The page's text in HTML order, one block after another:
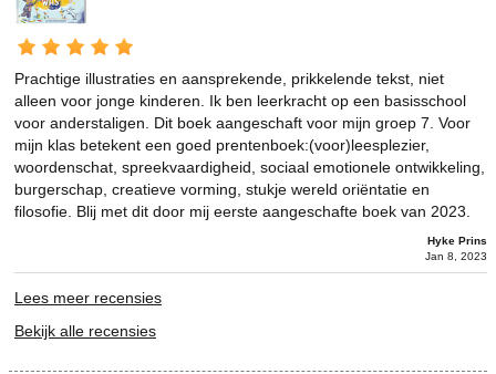
Prachtige illustraties en aansprekende, prikkelende tekst, niet
alleen voor jonge kinderen. Ik ben leerkracht op een basisschool
voor anderstaligen. Dit boek aangeschaft voor mijn groep 7. Voor
mijn klas betekent een goed prentenboek:(voor)leesplezier,
woordenschat, spreekvaardigheid, sociaal emotionele ontwikkeling,
burgerschap, creatieve vorming, stukje wereld oriëntatie en
filosofie. Blij met dit door mij eerste aangeschafte boek van 2023.
Hyke Prins
Jan 8, 2023
Lees meer recensies
Bekijk alle recensies